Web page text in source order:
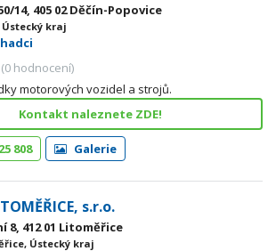
14, 405 02 Děčín-Popovice
kraj
(0 hodnocení)
motorových vozidel a strojů.
Kontakt naleznete ZDE!
808 Galerie
s.r.o.
8, 412 01 Litoměřice
Ústecký kraj